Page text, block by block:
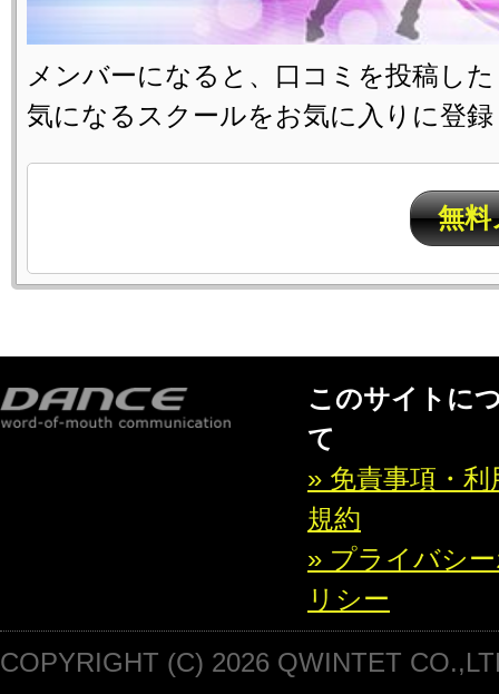
メンバーになると、口コミを投稿し
気になるスクールをお気に入りに登
無料
このサイトに
て
» 免責事項・利
規約
» プライバシ
リシー
COPYRIGHT (C) 2026 QWINTET